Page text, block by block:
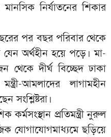
নির্যাতনের শিকার
পর বছর পরিবার থেকে
যেন অর্থহীন হয়ে পড়ে। মা-
থেকে দীর্ঘ বিচ্ছেদ ঢাকা
আমলাদের লাগামহীন
সংশ্লিষ্টরা।
কর্মসংস্থান প্রতিমন্ত্রী নুরুল
যোগাযোগমাধ্যমে ছড়িয়ে